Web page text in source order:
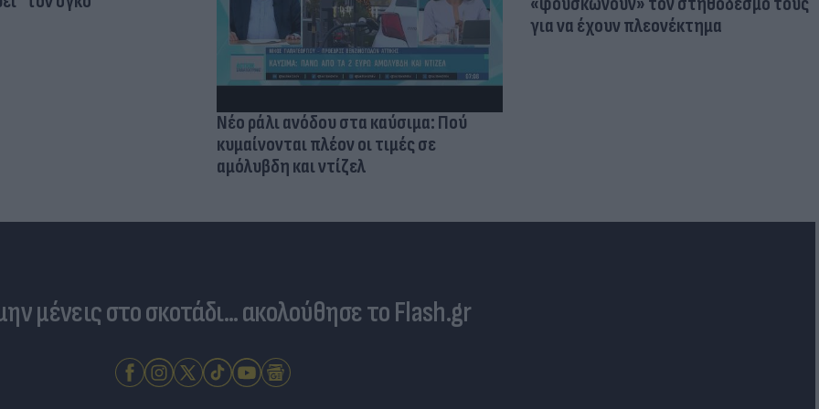
Νέο ράλι ανόδου στα καύσιμα: Πού
κυμαίνονται πλέον οι τιμές σε
αμόλυβδη και ντίζελ
για να έχουν πλεονέκτημα
μένεις στο σκοτάδι... ακολούθησε το Flash.gr